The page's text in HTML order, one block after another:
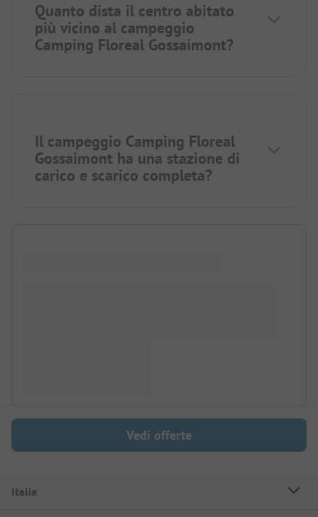
Quanto dista il centro abitato
più vicino al campeggio
Camping Floreal Gossaimont?
Il campeggio Camping Floreal
Gossaimont ha una stazione di
carico e scarico completa?
Vedi offerte
Italia